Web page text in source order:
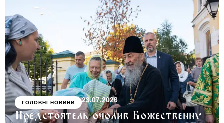
ГОЛОВНІ НОВИНИ 23.07.2026
Предстоятель очолив Божественну